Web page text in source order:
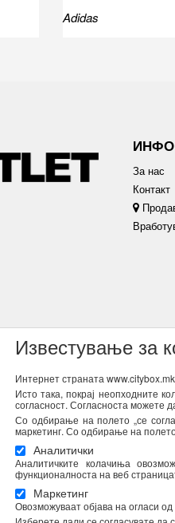
Известување за
Интернет страната
Исто така, покрај неопходните
согласност. Согласноста можете
Со одбирање на полето „се
маркетинг. Со одбирање на
Аналитички
Аналитичките колачиња
функционалноста на веб
Маркетинг
Овозможуваат објава на огласи
Adidas
За нас
Контакт
Спорт М ги користи моите лични
ќе бидат обработени во согласност
во секое време. Повеќе информации